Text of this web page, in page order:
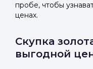
пробе, чтобы
ценах.
Скупка
выгодной